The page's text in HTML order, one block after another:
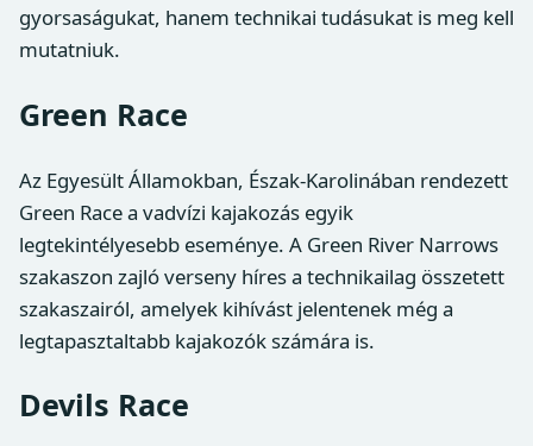
gyorsaságukat, hanem technikai tudásukat is meg kell
mutatniuk.
Green Race
Az Egyesült Államokban, Észak-Karolinában rendezett
Green Race a vadvízi kajakozás egyik
legtekintélyesebb eseménye. A Green River Narrows
szakaszon zajló verseny híres a technikailag összetett
szakaszairól, amelyek kihívást jelentenek még a
legtapasztaltabb kajakozók számára is.
Devils Race